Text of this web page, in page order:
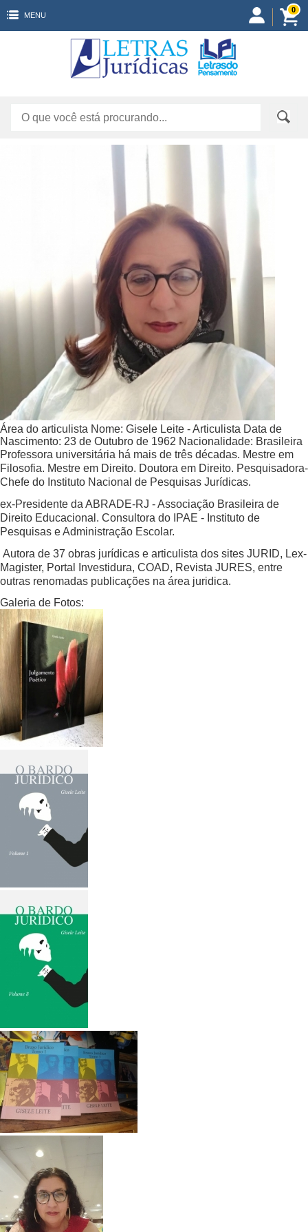
MENU
0
Área do articulista Nome: Gisele Leite - Articulista Data de
Nascimento: 23 de Outubro de 1962 Nacionalidade: Brasileira
Professora universitária há mais de três décadas. Mestre em
Filosofia. Mestre em Direito. Doutora em Direito. Pesquisadora-
Chefe do Instituto Nacional de Pesquisas Jurídicas.
ex-Presidente da ABRADE-RJ - Associação Brasileira de
Direito Educacional. Consultora do IPAE - Instituto de
Pesquisas e Administração Escolar.
Autora de 37 obras jurídicas e articulista dos sites JURID, Lex-
Magister, Portal Investidura, COAD, Revista JURES, entre
outras renomadas publicações na área juridica.
Galeria de Fotos: